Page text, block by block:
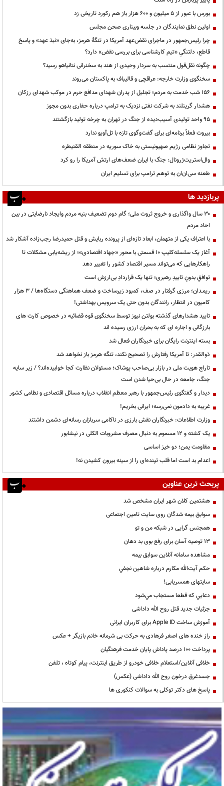
بورس با عبور از ۵ میلیون و ۶۰۰ هزار باز هم رکورد تاریخی زد
اولین نطق نمایندگان در جلسه وبیناری صحن مجلس
چرا رئیس‌جمهور در ماجرای نقض‌عهد آمریکا در تنگهٔ هرمز، به‌جای «نبذ عهد» و پاسخ
قاطع، دلتنگیِ «تیم کارشناسی برای بررسی نقض» دارد؟
چگونه نقل‌قول منتسب به سردار وحیدی از هند به سخنرانی نتانیاهو رسید؟
سخنگوی وزارت خارجه: عراقچی و قالیباف به پاکستان می‌روند
۱۵۶ شب خدمت به مردم؛ تجلیل از پدران شهدای مدافع حرم در موکب شهدای رزکان
هشدار گرینلند به شرکت نفتی نزدیک به ترامپ درباره حفاری بدون مجوز
95 واحد تولیدی آسیب‌دیده از جنگ در تهران به چرخه تولید بازگشتند
بیروت فعلاً برنامه‌ای برای گفت‌وگوی تازه با تل‌آویو ندارد
تجاوز نظامی رژیم صهیونیستی به خاک سوریه در منطقه القنیطره
وال‌استریت‌ژرونال: جنگ با ایران ضعف‌های ارتش آمریکا را رو کرد
طعنه سی‌ان‌ان به توهم ترامپ برای تسلیم ایران
پربازدید ها
۳۰ سال واگذاری و خروج ثروت ملی؛ گام دوم تضعیف بنیه مردم وایجاد نارضایتی در بین
احاد مردم
با اعتراف یکی از متهمان، ابعاد تازه‌ای از پرونده ربایش و قتل حمیدرضا رجب‌زاده آشکار شد
آغاز یک سلسله‌کلیپ ۱۰ قسمتی با محور «جهاد اقتصادی»؛ از ریشه‌یابی مشکلات تا
راهکارهایی که می‌تواند مسیر اقتصاد کشور را تغییر دهد
توافقِ بدونِ تاییدِ رهبری؛ تنها یک قراردادِ بی‌ارزش است
ریمـدان؛ مرزی گرفتار در صف، کمبود زیرساخت و ضعف هماهنگی دستگاه‌ها / ۳ هزار
کامیون در انتظار، رانندگان بدون حتی یک سرویس بهداشتی!
تایید هشدارهای گذشته بولتن نیوز توسط سخنگوی قوه قضائیه در خصوص کارت های
بارزگانی و اجاره ای که به بحران ارزی رسیده اند
بسته اینترنت رایگان برای خبرنگاران فعال شد
ذوالقدر: تا آمریکا رفتارش را تصحیح نکند، تنگه هرمز باز نخواهد شد
تاراج هویت ملی در بازار بی‌صاحب پوشاک؛ مسئولان نظارت کجا خوابیده‌اند؟ / زیر سایه
جنگ، جامعه در حال بی‌حیا شدن است
دیدار و گفتگوی رئیس‌جمهور با رهبر معظم انقلاب درباره مسائل اقتصادی و نظامی کشور
غریبه به دادمون نمی‌رسه؛ ایرانی بخریم!
وزارت اطلاعات: خبرنگاران نقش بارزی در ناکامی سربازان رسانه‌ای دشمن داشتند
یک کشته و ۱۲ مسموم به دنبال مصرف مشروبات الکلی در نیشابور
مقاومت یمن؛ دو خیز اساسی
اعدام بد است اما قلب تپنده‌ای را از سینه بیرون کشیدن نه!
پربحث ترین عناوین
هشتمین کلان شهر ایران مشخص شد
سوابق بیمه شدگان روی سایت تامین اجتماعی
همجنس گرایی در شبکه من و تو
13 توصیه آسان برای رفع بوی بد دهان
مشاهده سامانه آنلاين سوابق بیمه
حكم آيت‌الله مكارم درباره شاهين نجفي
سایتهای همسریابی!
دعايي كه قطعا مستجاب مي‌شود
جزئیات جدید قتل روح الله داداشی
آموزش ساخت Apple ID برای کاربران ایرانی
راز خنده های اصغر فرهادی به حرکت بی شرمانه خانم بازیگر + عکس
پرداخت ۱۰۰ درصد پاداش پایان خدمت فرهنگیان
خلافی آنلاین/استعلام خلافی خودرو از طریق اینترنت، پیام کوتاه ، تلفن
جسدغرق درخون روح الله داداشی (عکس)
پاسخ های دکتر توکلی به سوالات کنکوری ها